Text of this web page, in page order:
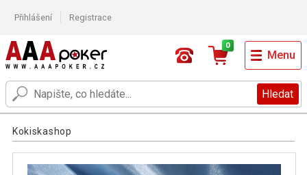
Přihlášení Registrace
Hledat
0
Menu
Kokiskashop